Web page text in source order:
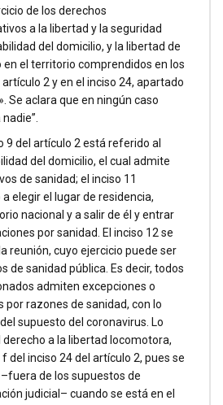
de los derechos
a la libertad y la seguridad
del domicilio, y la libertad de
el territorio comprendidos en los
2 y en el inciso 24, apartado
Se aclara que en ningún caso
9 del artículo 2 está referido al
del domicilio, el cual admite
de sanidad; el inciso 11
elegir el lugar de residencia,
nacional y a salir de él y entrar
por sanidad. El inciso 12 se
reunión, cuyo ejercicio puede ser
de sanidad pública. Es decir, todos
admiten excepciones o
por razones de sanidad, con lo
supuesto del coronavirus. Lo
a la libertad locomotora,
del inciso 24 del artículo 2, pues se
de los supuestos de
judicial– cuando se está en el